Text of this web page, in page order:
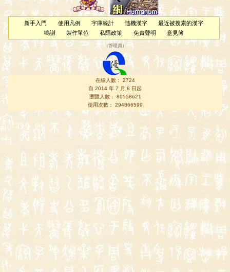
新手入門 使用凡例 字庫統計 隨機漢字
最近被搜索的漢字
鳴謝
製作單位 私隱政策 免責聲明 意見簿
（管理員 ）
在線人數： 2724
自 2014 年 7 月 8 日起
瀏覽人數： 80558621
使用次數： 294866599